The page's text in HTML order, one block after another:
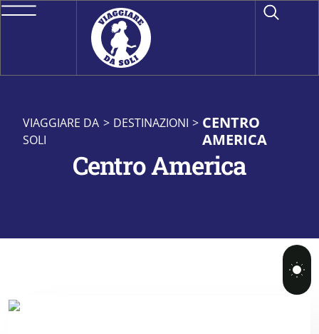
VIAGGIARE DA
SOLI
> DESTINAZIONI > CENTRO
AMERICA
Centro America